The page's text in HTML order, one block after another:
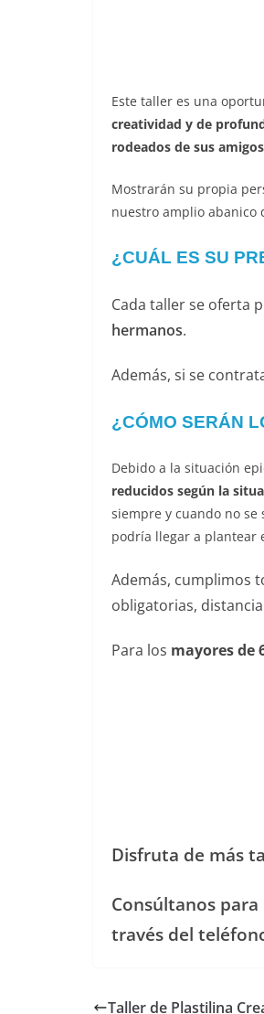
Este taller es una
creatividad y de
rodeados de sus
Mostrarán su propia
nuestro amplio abanico
¿CUÁL ES SU
Cada taller se oferta
hermanos.
Además, si se
¿CÓMO SERÁN
Debido a la situación
reducidos según la
siempre y cuando no
podría llegar a plantear
Además, cumplimos
obligatorias,
Para los mayores de
Disfruta de más
Consúltanos
través del
Taller de Plastilina